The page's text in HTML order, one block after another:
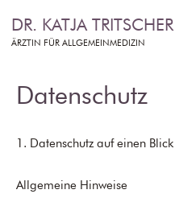
DR. KATJA TRITSCHER
ÄRZTIN FÜR ALLGEMEINMEDIZIN
Datenschutz​
1. Datenschutz auf einen Blick
Allgemeine Hinweise